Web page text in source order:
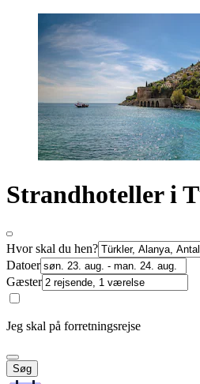
Strandhoteller i
Hvor skal du hen?
Datoer
Gæster
Jeg skal på forretningsrejse
Søg